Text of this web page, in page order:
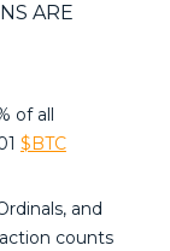
ARE
of all
$BTC
and
counts